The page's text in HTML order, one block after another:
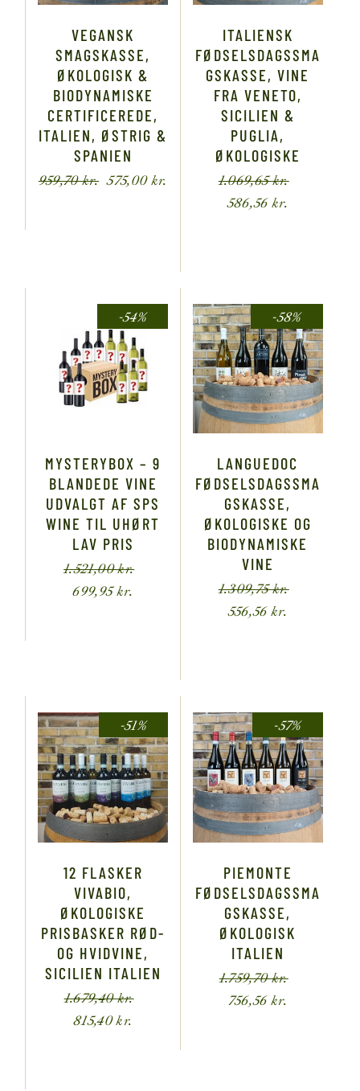
VEGANSK
SMAGSKASSE,
ØKOLOGISK &
BIODYNAMISKE
CERTIFICEREDE,
ITALIEN, ØSTRIG &
SPANIEN
959,70kr. 575,00kr.
ITALIENSK
FØDSELSDAGSSMA
GSKASSE, VINE
FRA VENETO,
SICILIEN &
PUGLIA,
ØKOLOGISKE
1.069,65kr.
586,56kr.
-54%
MYSTERYBOX – 9
BLANDEDE VINE
UDVALGT AF SPS
WINE TIL UHØRT
LAV PRIS
1.521,00kr.
699,95kr.
-58%
LANGUEDOC
FØDSELSDAGSSMA
GSKASSE,
ØKOLOGISKE OG
BIODYNAMISKE
VINE
1.309,75kr.
556,56kr.
-51%
12 FLASKER
VIVABIO,
ØKOLOGISKE
PRISBASKER RØD-
OG HVIDVINE,
SICILIEN ITALIEN
1.679,40kr.
815,40kr.
-57%
PIEMONTE
FØDSELSDAGSSMA
GSKASSE,
ØKOLOGISK
ITALIEN
1.759,70kr.
756,56kr.